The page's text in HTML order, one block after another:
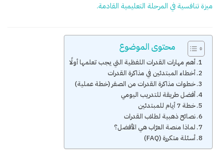
ميزة تنافسية في المرحلة التعليمية القادمة.
محتوى الموضوع
أهم مهارات القدرات اللفظية التي يجب تعلمها أولًا
أخطاء المبتدئين في مذاكرة القدرات
خطوات مذاكرة القدرات من الصفر (خطة عملية)
أفضل طريقة للتدريب اليومي
خطة 7 أيام للمبتدئين
نصائح ذهبية لطلاب القدرات
لماذا منصة العرّاب هي الأفضل؟
أسئلة متكررة (FAQ)